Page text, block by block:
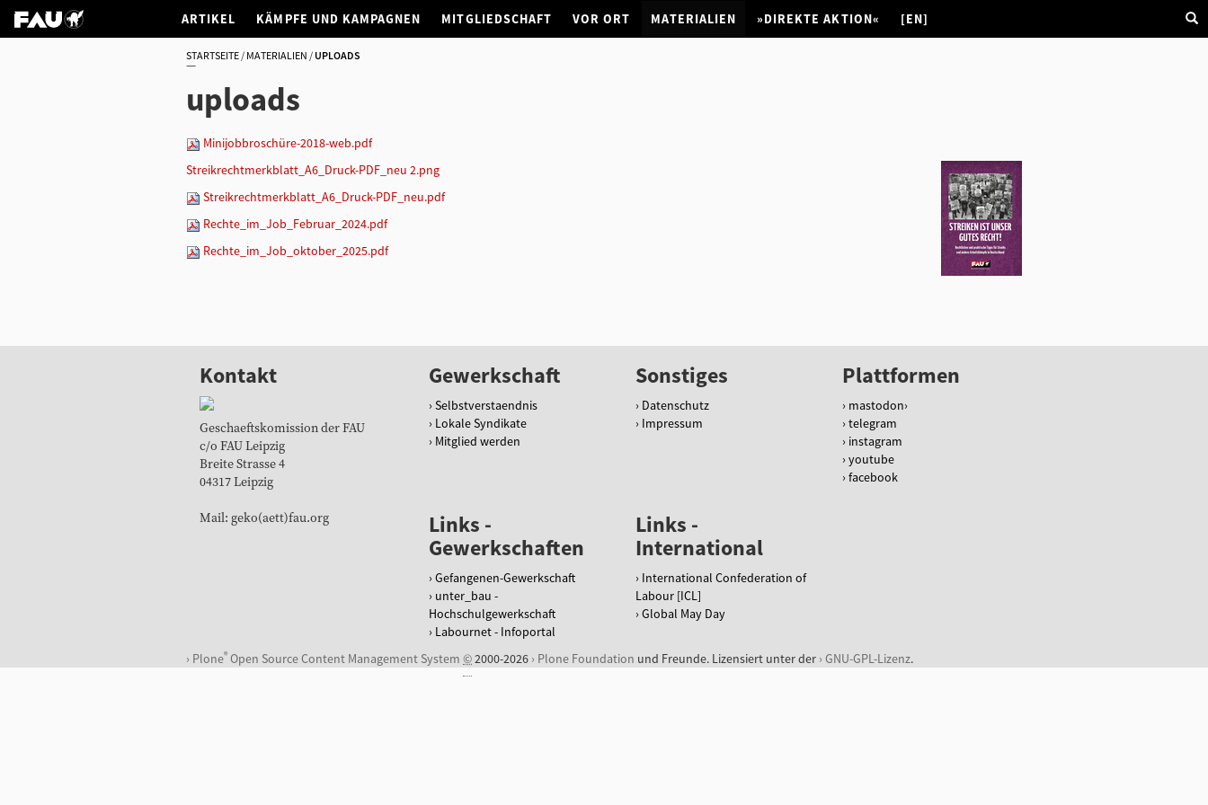
ARTIKEL KÄMPFE UND KAMPAGNEN MITGLIEDSCHAFT VOR ORT MATERIALIEN »DIREKTE AKTION« [EN]
STARTSEITE MATERIALIEN UPLOADS
uploads
Minijobbroschüre-2018-web.pdf
Streikrechtmerkblatt_A6_Druck-PDF_neu 2.png
Streikrechtmerkblatt_A6_Druck-PDF_neu.pdf
Rechte_im_Job_Februar_2024.pdf
Rechte_im_Job_oktober_2025.pdf
Kontakt
Geschaeftskomission der FAU
c/o FAU Leipzig
Breite Strasse 4
04317 Leipzig
Mail: geko(aett)fau.org
Gewerkschaft
Selbstverstaendnis
Lokale Syndikate
Mitglied werden
Sonstiges
Datenschutz
Impressum
Plattformen
mastodon
telegram
instagram
youtube
facebook
Links -
Gewerkschaften
Gefangenen-Gewerkschaft
unter_bau -
Hochschulgewerkschaft
Labournet - Infoportal
Links -
International
International Confederation of
Labour [ICL]
Global May Day
Plone® Open Source Content Management System ©2000-2026 Plone Foundation und Freunde. Lizensiert unter der GNU-GPL-Lizenz.